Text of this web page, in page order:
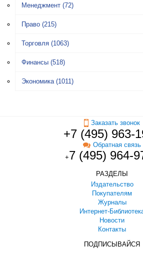
Менеджмент (72)
Право (215)
Торговля (1063)
Финансы (518)
Экономика (1011)
Заказать звонок
+7 (495) 963-
Обратная связь
+7 (495) 964-
РАЗДЕЛЫ
Издательство
Покупателям
Журналы
Интернет-
Новости
Контакты
ПОДПИСЫВАЙСЯ